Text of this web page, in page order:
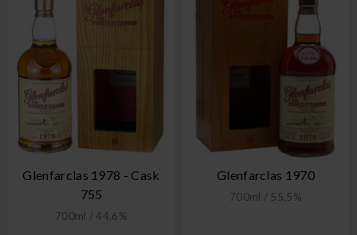
Glenfarclas 1978 - Cask
755
700ml / 44,6%
Glenfarclas 1970
700ml / 55,5%